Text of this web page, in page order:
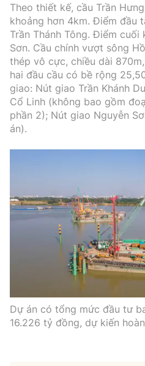
Theo thiết kế, cầu Trần
khoảng hơn 4km. Điểm đầu
Trần Thánh Tông. Điểm
Sơn. Cầu chính vượt sông
thép vô cực, chiều dài
hai đầu cầu có bề rộng
giao: Nút giao Trần Khánh
Cổ Linh (không bao gồm
phần 2); Nút giao Nguyễn
án).
Dự án có tổng mức đầu tư
16.226 tỷ đồng, dự kiến